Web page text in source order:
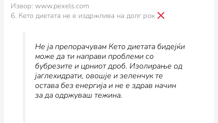
Извор: www.pexels.com
6. Кето диетата не е издржлива на долг рок
Не ја препорачувам Кето диетата бидејќи
може да ти направи проблеми со
бубрезите и црниот дроб. Изолирање од
јаглехидрати, овошjе и зеленчук те
остава без енергија и не е здрав начин
за да одржуваш тежина.